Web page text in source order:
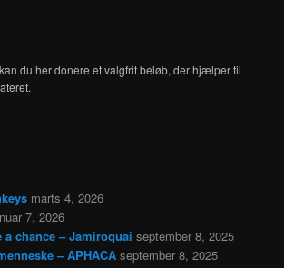
du her donere et valgfrit beløb, der hjælper til
marts 4, 2026
7, 2026
a chance – Jamiroquai september 8, 2025
– APHACA september 8, 2025